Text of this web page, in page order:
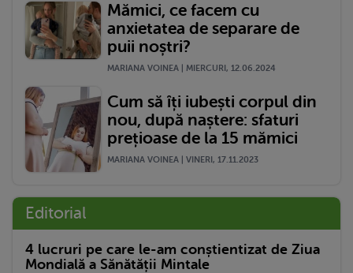
Mămici, ce facem cu
anxietatea de separare de
puii noștri?
MARIANA VOINEA | MIERCURI, 12.06.2024
Cum să îți iubești corpul din
nou, după naștere: sfaturi
prețioase de la 15 mămici
MARIANA VOINEA | VINERI, 17.11.2023
Editorial
4 lucruri pe care le-am conștientizat de Ziua
Mondială a Sănătății Mintale